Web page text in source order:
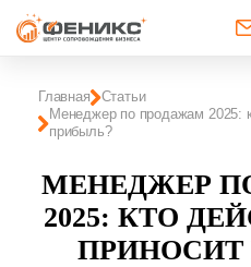
Главная
Статьи
Менеджер по продажам 2025:
прибыль?
МЕНЕДЖЕР
2025: КТО
ПРИНОСИТ